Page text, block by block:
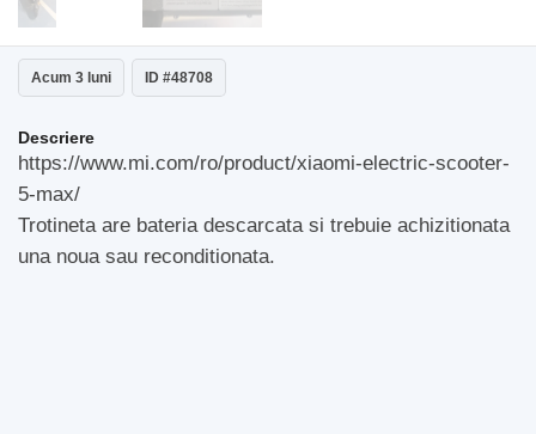
Acum 3 luni ID #48708
Descriere
https://www.mi.com/ro/product/xiaomi-electric-scooter-
5-max/
Trotineta are bateria descarcata si trebuie achizitionata
una noua sau reconditionata.